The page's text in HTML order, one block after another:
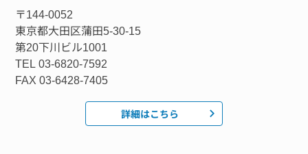
〒144-0052
東京都大田区蒲田5-30-15
第20下川ビル1001
TEL 03-6820-7592
FAX 03-6428-7405
詳細はこちら